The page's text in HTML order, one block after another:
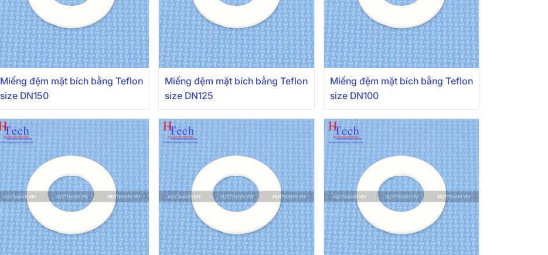
Miếng đệm mặt bích bằng Teflon
size DN150
Miếng đệm mặt bích bằng Teflon
size DN125
Miếng đệm mặt bích bằng Teflon
size DN100